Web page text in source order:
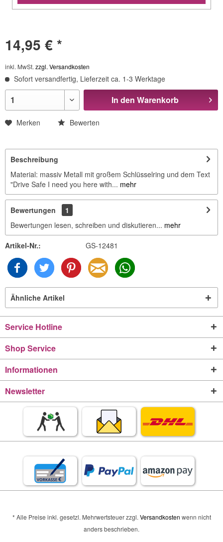
14,95 € *
inkl. MwSt. zzgl. Versandkosten
Sofort versandfertig, Lieferzeit ca. 1-3 Werktage
In den Warenkorb
Merken Bewerten
Beschreibung
Material: massiv Metall mit großem Schlüsselring und dem Text
"Drive Safe I need you here with... mehr
Bewertungen
1
Bewertungen lesen, schreiben und diskutieren... mehr
Artikel-Nr.: GS-12481
Ähnliche Artikel
Service Hotline
Shop Service
Informationen
Newsletter
* Alle Preise inkl. gesetzl. Mehrwertsteuer zzgl.Versandkosten wenn nicht
anders beschrieben.